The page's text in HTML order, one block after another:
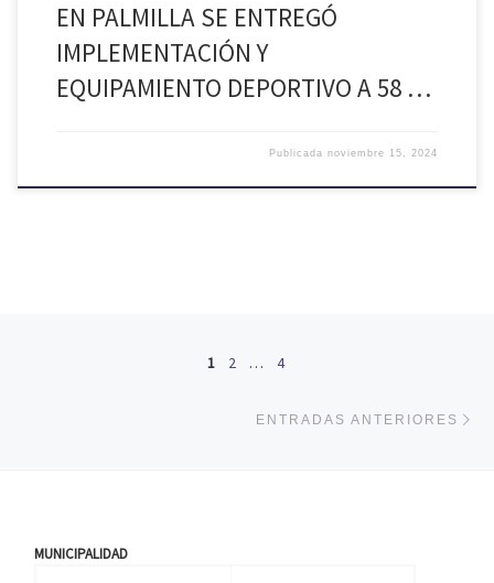
EN PALMILLA SE ENTREGÓ
IMPLEMENTACIÓN Y
EQUIPAMIENTO DEPORTIVO A 58 …
Publicadanoviembre 15, 2024
1 2 … 4
ENTRADAS ANTERIORES
MUNICIPALIDAD